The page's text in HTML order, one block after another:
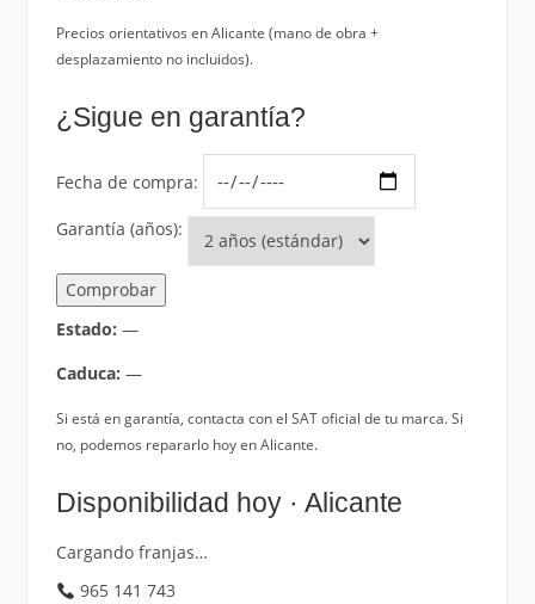
Precios orientativos en Alicante (mano de obra +
desplazamiento no incluidos).
¿Sigue en garantía?
Fecha de compra:
Garantía (años):
Comprobar
Estado: —
Caduca: —
Si está en garantía, contacta con el SAT oficial de tu marca. Si
no, podemos repararlo hoy en Alicante.
Disponibilidad hoy · Alicante
Cargando franjas…
965 141 743